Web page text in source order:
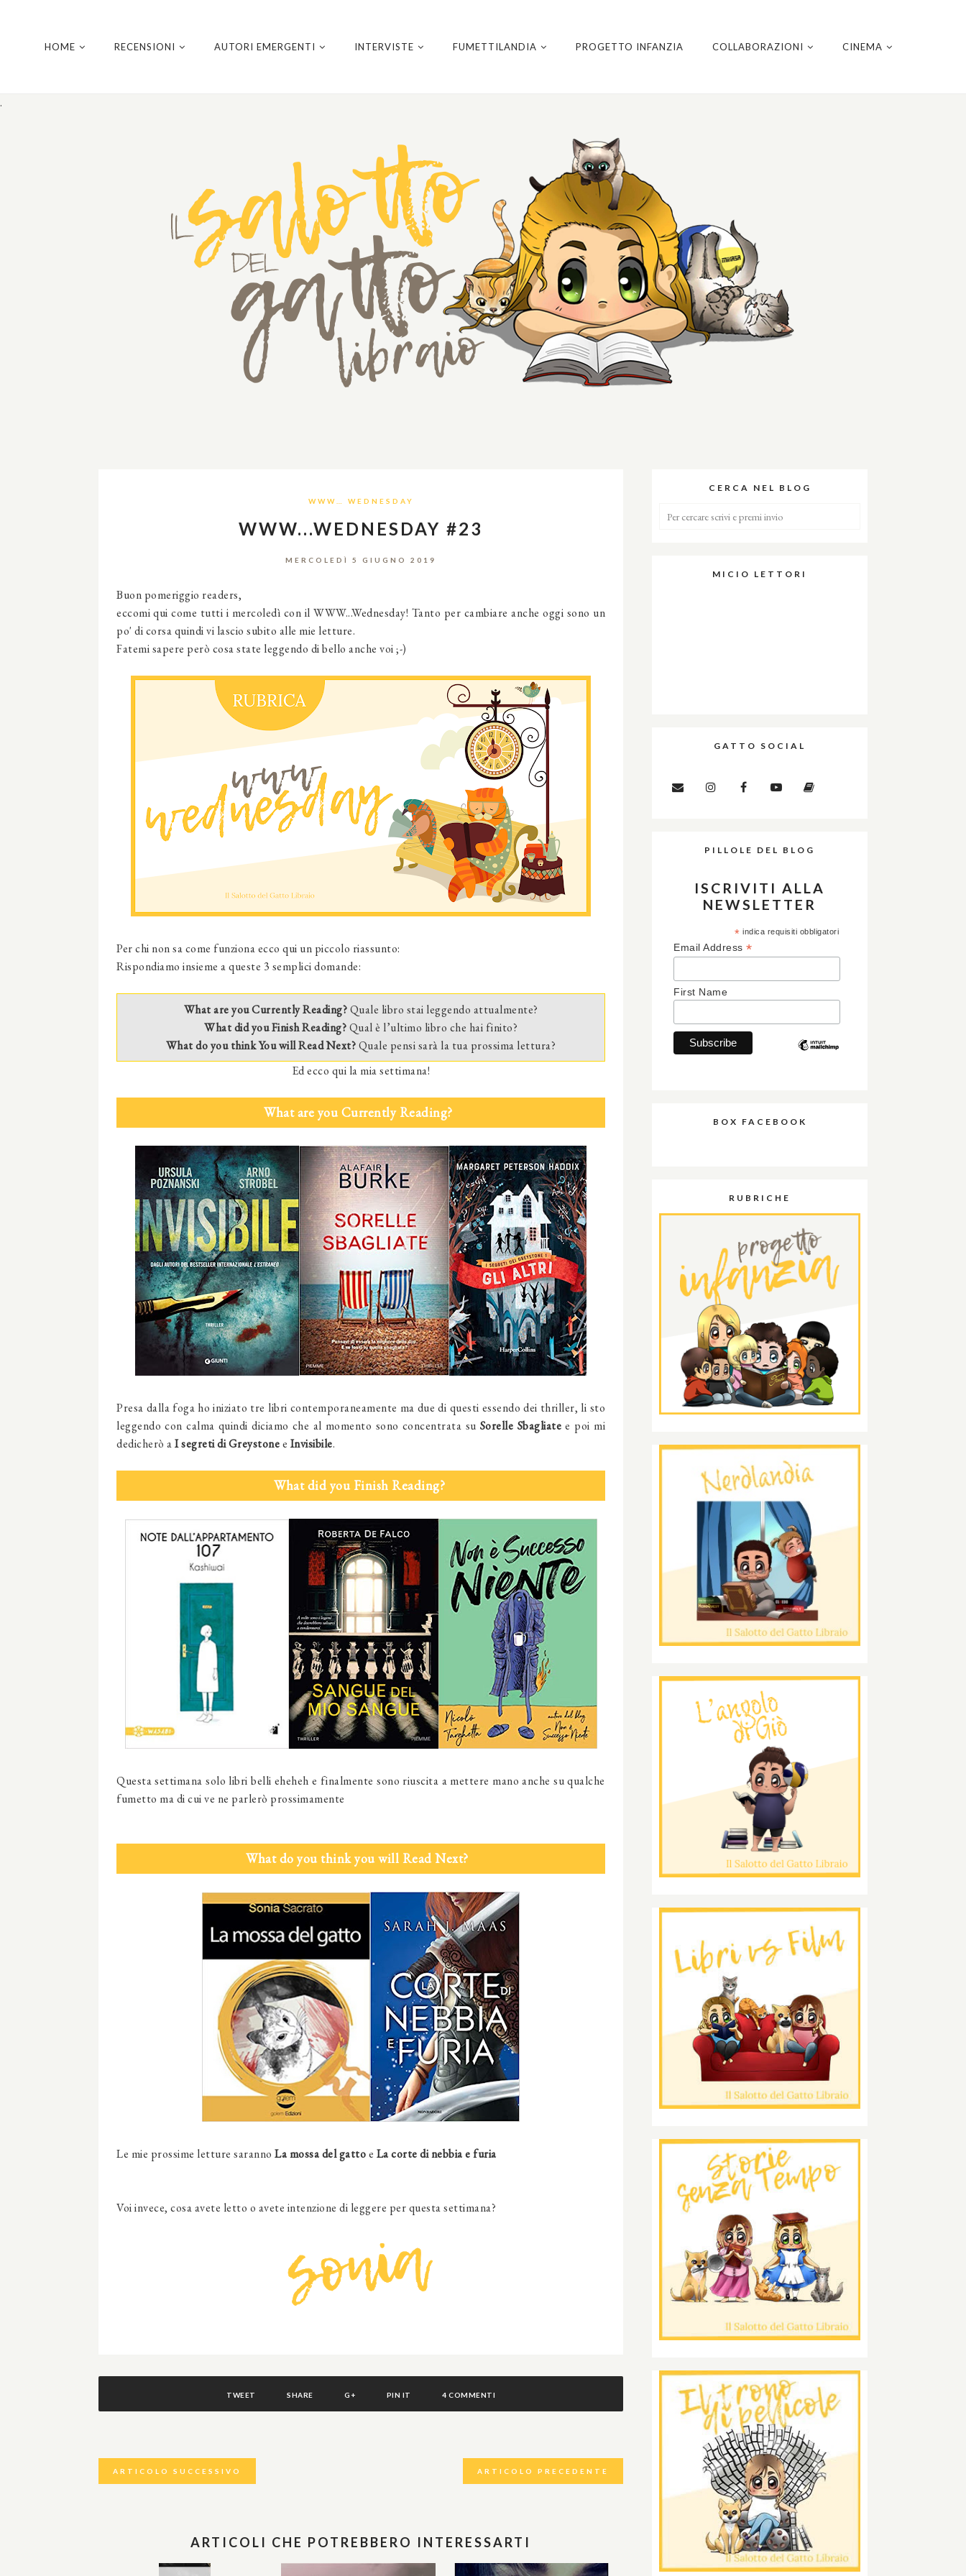
.
HOME RECENSIONI AUTORI EMERGENTI INTERVISTE FUMETTILANDIA PROGETTO INFANZIA COLLABORAZIONI CINEMA
WWW… WEDNESDAY
WWW...WEDNESDAY #23
MERCOLEDÌ 5 GIUGNO 2019
Buon pomeriggio readers,
eccomi qui come tutti i mercoledì con il WWW...Wednesday! Tanto per cambiare anche oggi sono un
po' di corsa quindi vi lascio subito alle mie letture.
Fatemi sapere però cosa state leggendo di bello anche voi ;-)
Per chi non sa come funziona ecco qui un piccolo riassunto:
Rispondiamo insieme a queste 3 semplici domande:
What are you Currently Reading?Quale libro stai leggendo attualmente?
What did you Finish Reading?Qual è l’ultimo libro che hai finito?
What do you think You will Read Next?Quale pensi sarà la tua prossima lettura?
Ed ecco qui la mia settimana!
What are you Currently Reading?
Presa dalla foga ho iniziato tre libri contemporaneamente ma due di questi essendo dei thriller, li sto
leggendo con calma quindi diciamo che al momento sono concentrata su Sorelle Sbagliatee poi mi
dedicherò aI segreti di Greystonee Invisibile.
What did you Finish Reading?
Questa settimana solo libri belli eheheh e finalmente sono riuscita a mettere mano anche su qualche
fumetto ma di cui ve ne parlerò prossimamente
What do you think you will Read Next?
Le mie prossime letture saranno La mossa del gattoe La corte di nebbia e furia
Voi invece, cosa avete letto o avete intenzione di leggere per questa settimana?
TWEET SHARE G+ PIN IT 4 COMMENTI
ARTICOLO SUCCESSIVO ARTICOLO PRECEDENTE
ARTICOLI CHE POTREBBERO INTERESSARTI
CERCA NEL BLOG
MICIO LETTORI
GATTO SOCIAL
PILLOLE DEL BLOG
ISCRIVITI ALLA
NEWSLETTER
* indica requisiti obbligatori
Email Address *
First Name
BOX FACEBOOK
RUBRICHE